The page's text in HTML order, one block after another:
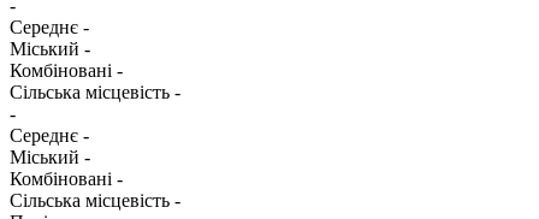
-
Середнє -
Міський -
Комбіновані -
Сільська місцевість -
-
Середнє -
Міський -
Комбіновані -
Сільська місцевість -